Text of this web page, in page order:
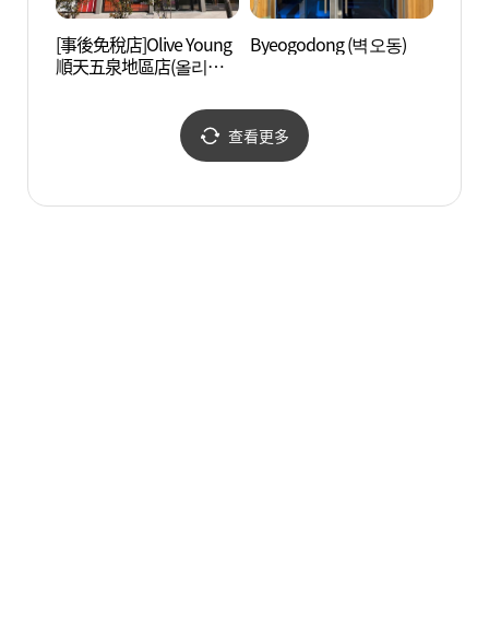
[事後免稅店]Olive Young
順天五泉地區店(올리브
Byeogodong (벽오동)
查看更多